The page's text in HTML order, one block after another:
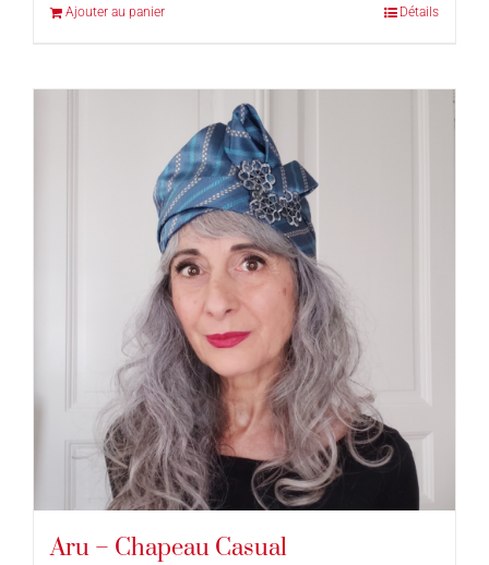
Ajouter au panier Détails
Aru – Chapeau Casual